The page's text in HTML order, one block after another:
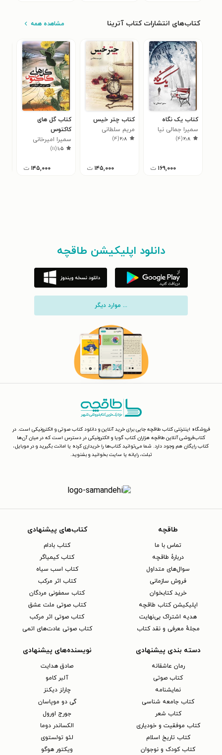
کتاب‌های انتشارات کتاب آترینا مشاهده همه
کتاب یک نگاه
سمیرا جمالی نیا
۲٫۸(۴)
۱۶۹,۰۰۰ ت
کتاب چتر خیس
مریم سلطانی
۲٫۸(۴)
۱۴۵,۰۰۰ ت
کتاب گل های
کاکتوس
سمیرا امیرخانی
دهکردی
۱٫۵(۱۱)
۱۴۵,۰۰۰ ت
دانلود اپلیکیشن طاقچه
... موارد دیگر
فروشگاه اینترنتی کتاب طاقچه جایی برای خرید آنلاین و دانلود کتاب صوتی و الکترونیکی است. در
کتاب‌فروشی آنلاین طاقچه هزاران کتاب گویا و الکترونیکی در دسترس است که در میان آن‌ها
کتاب رایگان هم وجود دارد. شما می‌توانید کتاب‌ها را خریداری کرده یا امانت بگیرید و در موبایل،
تبلت، رایانه یا سایت بخوانید و بشنوید.
طاقچه
تماس با ما
دربارهٔ طاقچه
سوال‌های متداول
فروش سازمانی
خرید کتابخوان
اپلیکیشن کتاب طاقچه
هدیه اشتراک بی‌نهایت
مجلهٔ معرفی و نقد کتاب
کتاب‌های پیشنهادی
کتاب بادام
کتاب کیمیاگر
کتاب اسب سیاه
کتاب اثر مرکب
کتاب سمفونی مردگان
کتاب صوتی ملت عشق
کتاب صوتی اثر مرکب
کتاب صوتی عادت‌های اتمی
دسته بندی پیشنهادی
رمان عاشقانه
کتاب‌ صوتی
نمایشنامه
کتاب جامعه شناسی
کتاب شعر
کتاب موفقیت و خودیاری
کتاب تاریخ اسلام
کتاب کودک و نوجوان
نویسنده‌های پیشنهادی
صادق هدایت
آلبر کامو
چارلز دیکنز
گی دو موپاسان
جورج اورول
الکساندر دوما
لئو تولستوی
ویکتور هوگو